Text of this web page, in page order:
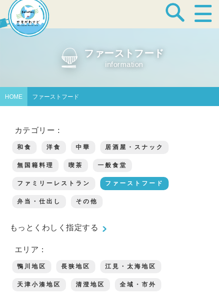
宿泊・温泉
特産品
鴨川について
ファーストフード
information
HOME ファーストフード
カテゴリー：
和食 洋食 中華 居酒屋・スナック
無国籍料理 喫茶 一般食堂
ファミリーレストラン ファーストフード
弁当・仕出し その他
もっとくわしく指定する
エリア：
鴨川地区 長狭地区 江見・太海地区
天津小湊地区 清澄地区 全域・市外